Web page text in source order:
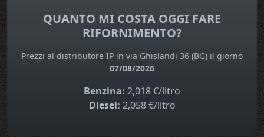
QUANTO MI COSTA OGGI FARE
RIFORNIMENTO?
Prezzi al distributore IP in via Ghislandi 36 (BG) il giorno
07/08/2026
Benzina: 2,018 €/litro
Diesel: 2,058 €/litro